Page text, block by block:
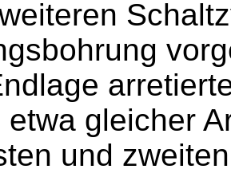
etwa gleicher
und